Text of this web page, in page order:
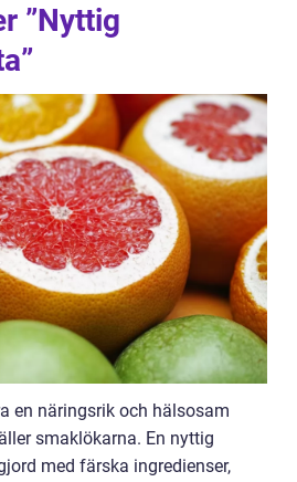
”Nyttig
en näringsrik och hälsosam
smaklökarna. En nyttig
med färska ingredienser,